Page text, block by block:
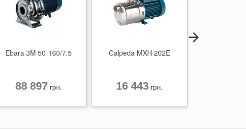
Ebara 3M 50-160/7.5
88 897 грн.
Calpeda MXH 202E
16 443грн.